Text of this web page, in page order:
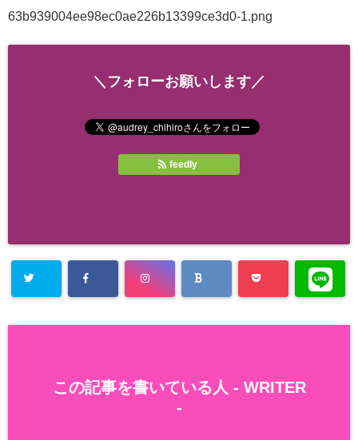
63b939004ee98ec0ae226b13399ce3d0-1.png
＼フォローお願いします／
feedly
この記事を書いている人 - WRITER
-